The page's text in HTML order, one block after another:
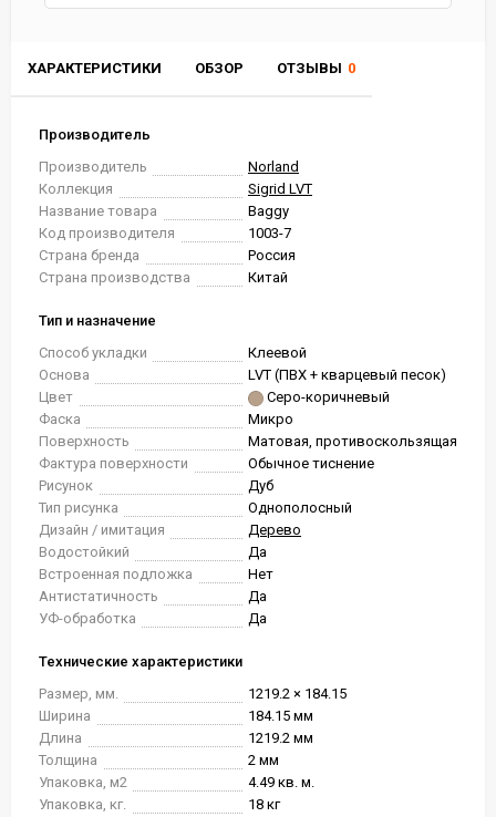
ХАРАКТЕРИСТИКИ ОБЗОР ОТЗЫВЫ 0
Производитель
Производитель
Norland
Коллекция
Sigrid LVT
Название товара
Baggy
Код производителя
1003-7
Страна бренда
Россия
Страна производства
Китай
Тип и назначение
Способ укладки
Клеевой
Основа
LVT (ПВХ + кварцевый песок)
Цвет
Серо-коричневый
Фаска
Микро
Поверхность
Матовая, противоскользящая
Фактура поверхности
Обычное тиснение
Рисунок
Дуб
Тип рисунка
Однополосный
Дизайн / имитация
Дерево
Водостойкий
Да
Встроенная подложка
Нет
Антистатичность
Да
УФ-обработка
Да
Технические характеристики
Размер, мм.
1219.2 × 184.15
Ширина
184.15 мм
Длина
1219.2 мм
Толщина
2 мм
Упаковка, м2
4.49 кв. м.
Упаковка, кг.
18 кг